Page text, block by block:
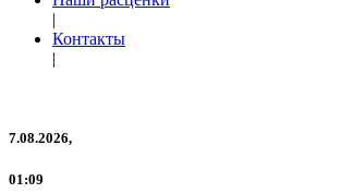
|
Контакты
|
7.08.2026,
01:09